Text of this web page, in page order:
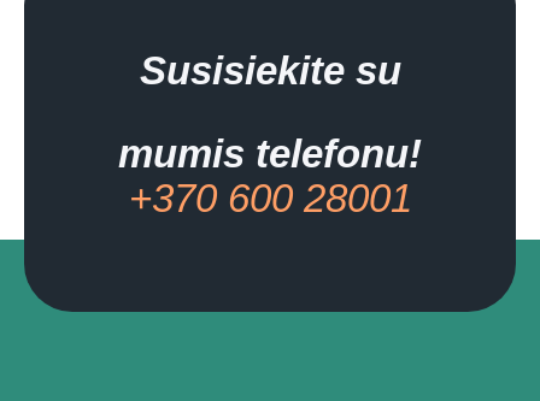
Susisiekite su
mumis telefonu!
+370 600 28001